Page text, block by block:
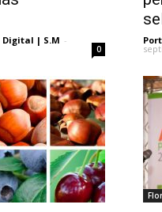
Digital | S.M -
0